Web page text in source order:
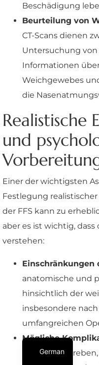
Beschädigung
Beurteilung von
CT-Scans dienen
Untersuchung von
Informationen
Weichgewebes
die
Realistische
und
Einer der wichtigsten
Festlegung realistischer
der FFS kann zu
aber es ist wichtig, dass
verstehen:
Einschränkungen
anatomische und
hinsichtlich der
insbesondere
umfangreichen
Mögliche
Perfektion
German